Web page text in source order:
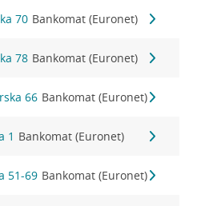
70 Bankomat (Euronet)
78 Bankomat (Euronet)
66 Bankomat (Euronet)
1 Bankomat (Euronet)
51-69 Bankomat (Euronet)